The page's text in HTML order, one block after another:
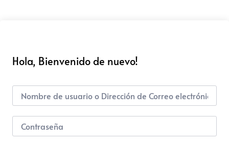
Hola, Bienvenido de nuevo!